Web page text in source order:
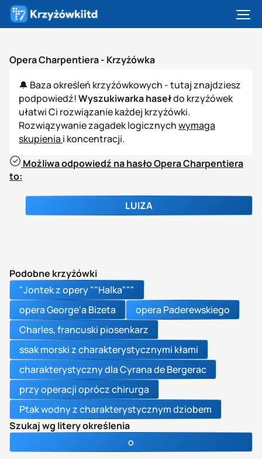
Opera Charpentiera - Krzyżówka
🔔 Baza określeń krzyżówkowych - tutaj znajdziesz
podpowiedź!Wyszukiwarka hasełdo krzyżówek
ułatwi Ci rozwiązanie każdej krzyżówki.
Rozwiązywanie zagadek logicznychwymaga
skupienia i koncentracji.
Możliwa odpowiedź na hasło Opera Charpentiera
to:
LUIZA
Podobne krzyżówki
"Jontek z opery ""Halka"""
opera George'a Bizeta
opera Paderewskiego
Charles, francuski piosenkarz
ssak morski z charakterystycznymi kłami
charakterystyczny dla Cyrana de Bergerac
przy operacji oprócz chirurga
Ptak wodny z charakterystycznym dziobem
Szukaj wg litery określenia
o